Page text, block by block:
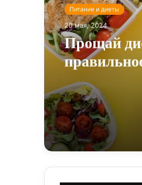
Питание и диеты
20 мая, 2024
Прощай